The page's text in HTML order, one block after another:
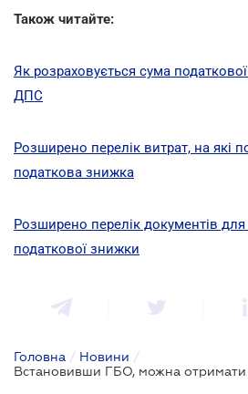
Також читайте:
Як розраховується сума
ДПС
Розширено перелік витрат, на які
податкова знижка
Розширено перелік документів
податкової знижки
Головна / Новини /